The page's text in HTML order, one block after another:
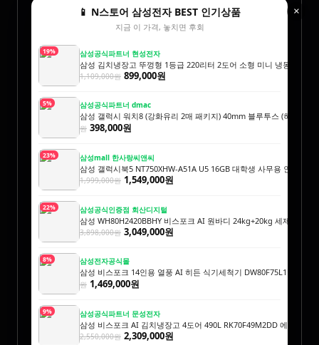
×
📱 N스토어 삼성전자 BEST 인기상품
지금 이 가격, 놓치면 후회
19% 삼성공식파트너 현성전자
삼성 김치냉장고 뚜껑형 1등급 220리터 2도어 소형 미니 냉동 1인 김
1,109,000원 899,000원
5% 삼성공식파트너 dmac
삼성 갤럭시 워치8 (강화유리 2매 패키지) 40mm 블루투스 (히든코드)
원 398,000원
23% 삼성mall 한사랑씨앤씨
삼성 갤럭시북5 NT750XHW-A51A U5 16GB 대학생 사무용 인강용
1,999,000원 1,549,000원
22% 삼성공식인증점 회산디지털
삼성 WH80H2420BBHY 비스포크 AI 원바디 24kg+20kg 세제자동투
3,898,000원 3,049,000원
8% 삼성전자공식몰
삼성 비스포크 14인용 열풍 AI 히든 식기세척기 DW80F75L1U01
원 1,469,000원
9% 삼성공식파트너 문성전자
삼성 비스포크 AI 김치냉장고 4도어 490L RK70F49M2DD 에센셜 다
2,550,000원 2,309,000원